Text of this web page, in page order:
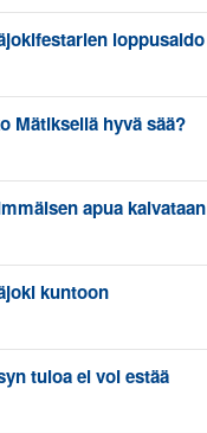
loppusaldo
Mätiksellä hyvä sää?
apua kaivataan
kuntoon
tuloa ei voi estää